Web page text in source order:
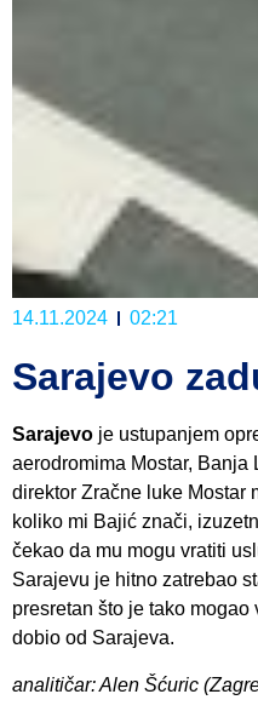
14.11.2024 02:21
Sarajevo
Sarajevo je ustupanjem
aerodromima Mostar,
direktor Zračne luke Mostar
koliko mi Bajić znači,
čekao da mu mogu vratiti
Sarajevu je hitno zatrebao
presretan što je tako
dobio od Sarajeva.
analitičar: Alen Šćuric